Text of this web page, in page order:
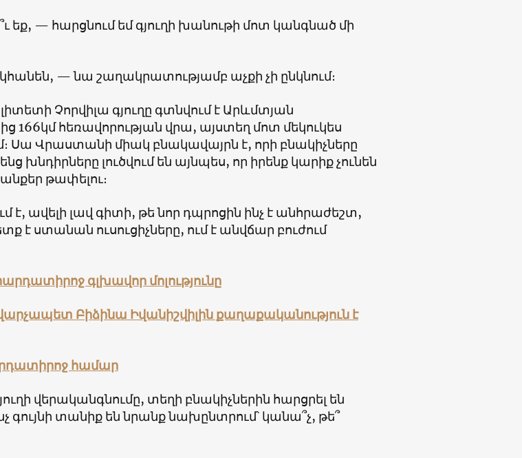
եք, — հարցնում եմ գյուղի խանութի մոտ կանգնած մի
կհանեն, — նա շաղակրատությամբ աչքի չի ընկնում։
Չորվիլա գյուղը գտնվում է Արևմտյան
166կմ հեռավորության վրա, այստեղ մոտ մեկուկես
Սա Վրաստանի միակ բնակավայրն է, որի բնակիչները
խնդիրները լուծվում են այնպես, որ իրենք կարիք չունեն
թափելու։
է, ավելի լավ գիտի, թե նոր դպրոցին ինչ է անհրաժեշտ,
ստանան ուսուցիչները, ում է անվճար բուժում
գլխավոր մոլությունը
Բիձինա Իվանիշվիլին քաղաքականություն է
համար
վերականգնումը, տեղի բնակիչներին հարցրել են
գույնի տանիք են նրանք նախընտրում՝ կանա՞չ, թե՞